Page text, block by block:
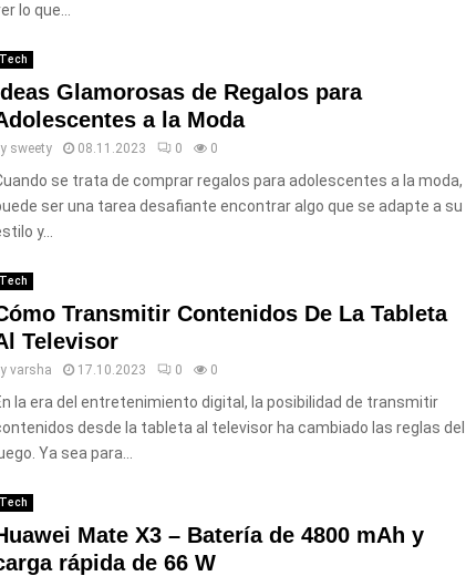
lo que...
Tech
Glamorosas de Regalos para
a la Moda
sweety 08.11.2023 0 0
se trata de comprar regalos para adolescentes a la moda,
ser una tarea desafiante encontrar algo que se adapte a su
y...
Tech
Transmitir Contenidos De La Tableta
Televisor
varsha 17.10.2023 0 0
la era del entretenimiento digital, la posibilidad de transmitir
desde la tableta al televisor ha cambiado las reglas del
Ya sea para...
Tech
Mate X3 – Batería de 4800 mAh y
rápida de 66 W